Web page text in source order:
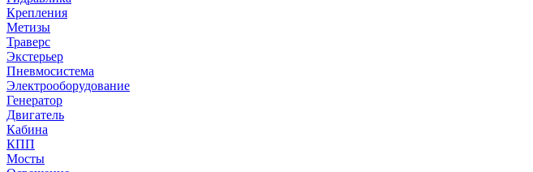
Крепления
Метизы
Траверс
Экстерьер
Пневмосистема
Электрооборудование
Генератор
Двигатель
Кабина
КПП
Мосты